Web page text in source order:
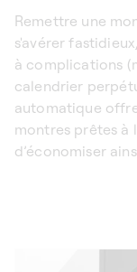
Remettre une
s'avérer
à complications
calendrier
automatique
montres prêtes à
d’économiser